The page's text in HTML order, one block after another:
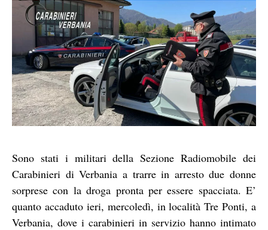
Sono stati i militari della Sezione Radiomobile dei
Carabinieri di Verbania a trarre in arresto due donne
sorprese con la droga pronta per essere spacciata. E’
quanto accaduto ieri, mercoledì, in località Tre Ponti, a
Verbania, dove i carabinieri in servizio hanno intimato